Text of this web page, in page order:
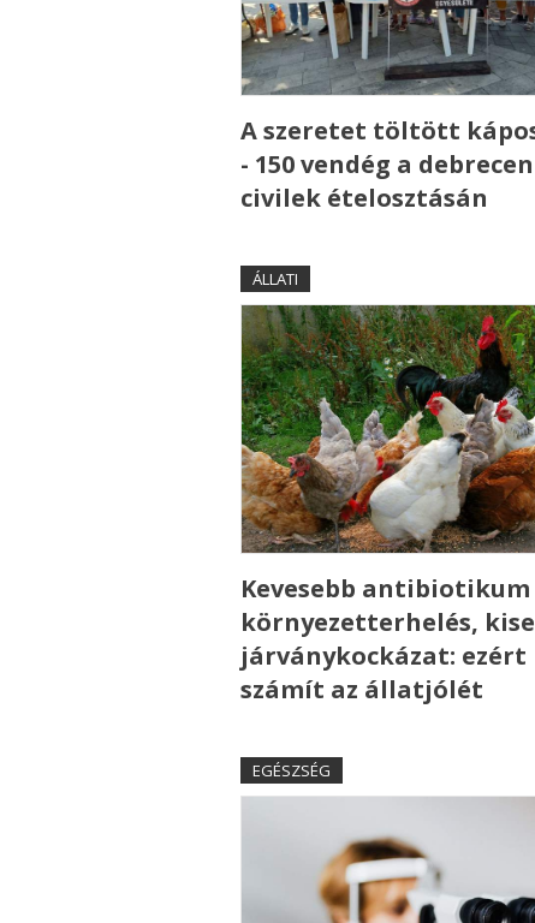
A szeretet töltött
- 150 vendég a
civilek ételosztásán
ÁLLATI
Kevesebb antibiotikum
környezetterhelés,
járványkockázat: ezért
számít az állatjólét
EGÉSZSÉG